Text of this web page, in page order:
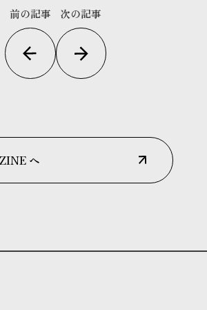
前の記事 次の記事
へ